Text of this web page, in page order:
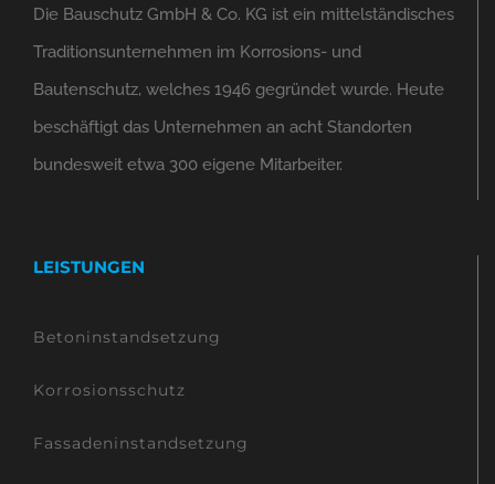
Die Bauschutz GmbH & Co. KG ist ein mittelständisches
Traditionsunternehmen im Korrosions- und
Bautenschutz, welches 1946 gegründet wurde. Heute
beschäftigt das Unternehmen an acht Standorten
bundesweit etwa 300 eigene Mitarbeiter.
LEISTUNGEN
Betoninstandsetzung
Korrosionsschutz
Fassadeninstandsetzung